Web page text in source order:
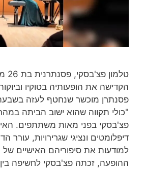
הקדישה את הופעותיה בטוקיו
"כולי תקווה שהוא ישוב הביתה
פצ'בסקי בפני מאות משתתפים.
דיפלומטים ונציגי שגרירויות, עורר
למודעות את סיפוריהם האישיים של
ההופעה, זכתה פצ'בסקי לחשיפה